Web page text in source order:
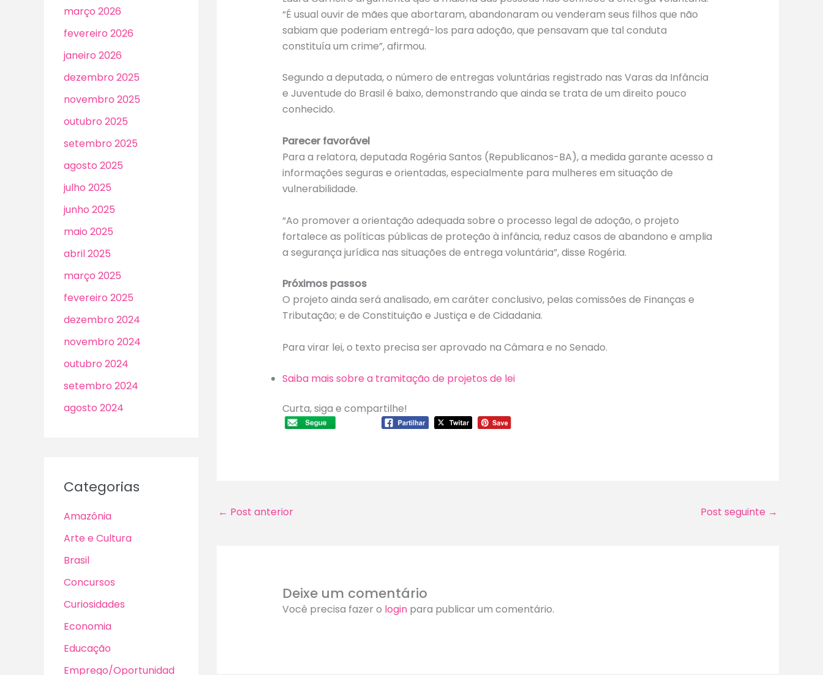
março 2026
fevereiro 2026
janeiro 2026
dezembro 2025
novembro 2025
outubro 2025
setembro 2025
agosto 2025
julho 2025
junho 2025
maio 2025
abril 2025
março 2025
fevereiro 2025
dezembro 2024
novembro 2024
outubro 2024
setembro 2024
agosto 2024
Categorias
Amazônia
Arte e Cultura
Brasil
Concursos
Curiosidades
Economia
Educação
Emprego/Oportunidad
“É usual ouvir de mães que abortaram, abandonaram ou venderam seus filhos que não
sabiam que poderiam entregá-los para adoção, que pensavam que tal conduta
constituía um crime”, afirmou.
Segundo a deputada, o número de entregas voluntárias registrado nas Varas da Infância
e Juventude do Brasil é baixo, demonstrando que ainda se trata de um direito pouco
conhecido.
Parecer favorável
Para a relatora, deputada Rogéria Santos (Republicanos-BA), a medida garante acesso a
informações seguras e orientadas, especialmente para mulheres em situação de
vulnerabilidade.
“Ao promover a orientação adequada sobre o processo legal de adoção, o projeto
fortalece as políticas públicas de proteção à infância, reduz casos de abandono e amplia
a segurança jurídica nas situações de entrega voluntária”, disse Rogéria.
Próximos passos
O projeto ainda será analisado, emcaráter conclusivo, pelas comissões de Finanças e
Tributação; e de Constituição e Justiça e de Cidadania.
Para virar lei, o texto precisa ser aprovado na Câmara e no Senado.
Saiba mais sobre a tramitação de projetos de lei
Curta, siga e compartilhe!
← Post anterior Post seguinte →
Deixe um comentário
Você precisa fazer o login para publicar um comentário.